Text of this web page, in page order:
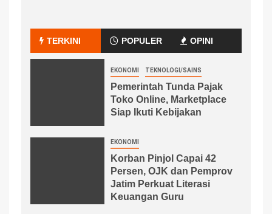
TERKINI POPULER OPINI
EKONOMI TEKNOLOGI/SAINS
Pemerintah Tunda Pajak
Toko Online, Marketplace
Siap Ikuti Kebijakan
EKONOMI
Korban Pinjol Capai 42
Persen, OJK dan Pemprov
Jatim Perkuat Literasi
Keuangan Guru